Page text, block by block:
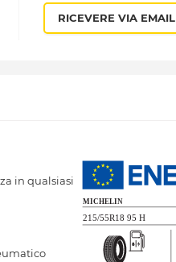
RICEVERE VIA EMAIL
in qualsiasi